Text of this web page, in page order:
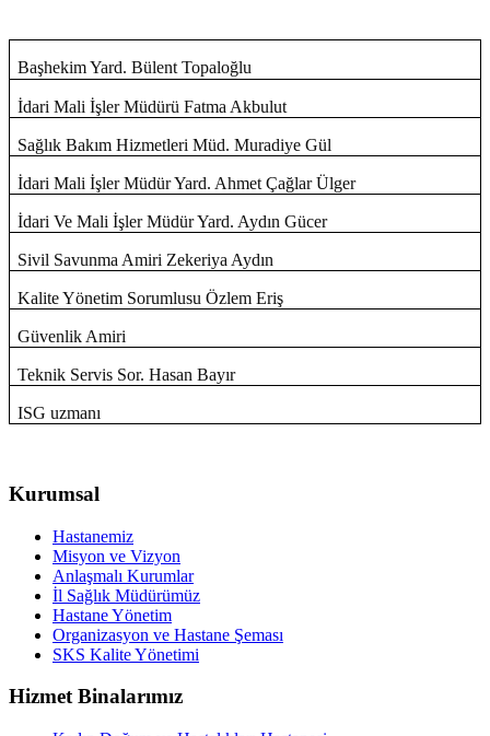
Başhekim Yard. Bülent Topaloğlu
İdari Mali İşler Müdürü Fatma Akbulut
Sağlık Bakım Hizmetleri Müd. Muradiye Gül
İdari Mali İşler Müdür Yard. Ahmet Çağlar Ülger
İdari Ve Mali İşler Müdür Yard. Aydın Gücer
Sivil Savunma Amiri Zekeriya Aydın
Kalite Yönetim Sorumlusu Özlem Eriş
Güvenlik Amiri
Teknik Servis Sor. Hasan Bayır
ISG uzmanı
Kurumsal
Hastanemiz
Misyon ve Vizyon
Anlaşmalı Kurumlar
İl Sağlık Müdürümüz
Hastane Yönetim
Organizasyon ve Hastane Şeması
SKS Kalite Yönetimi
Hizmet Binalarımız